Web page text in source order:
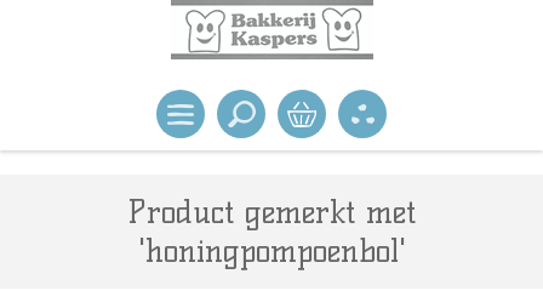
Product gemerkt met
'honingpompoenbol'